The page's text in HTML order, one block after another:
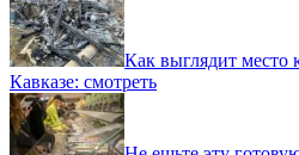
Как выглядит место
Кавказе: смотреть